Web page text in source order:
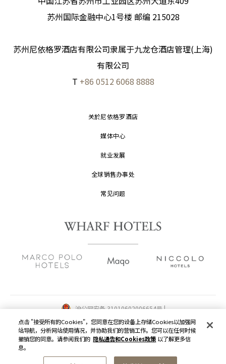
苏州国际金融中心1号楼 邮编 215028
苏州尼依格罗酒店有限公司隶属于九龙仓酒店管理(上海)
有限公司
T +86 0512 6068 8888
关於尼依格罗酒店
媒体中心
就业发展
全球销售办事处
常见问题
沪公网安备 31010602006654号 |
沪ICP备2022002871号-1
版权及原稿2026 © 九龙仓酒店保留一切权利。
隐私通告
点击 "接受所有的Cookies"，您同意在您的设备上存储Cookies以加强网
站导航，分析网站使用情况，并协助我们的营销工作。您可以在任何时候
撤销您的同意。请参阅我们的 隐私通告和Cookies政策 以了解更多信
息。